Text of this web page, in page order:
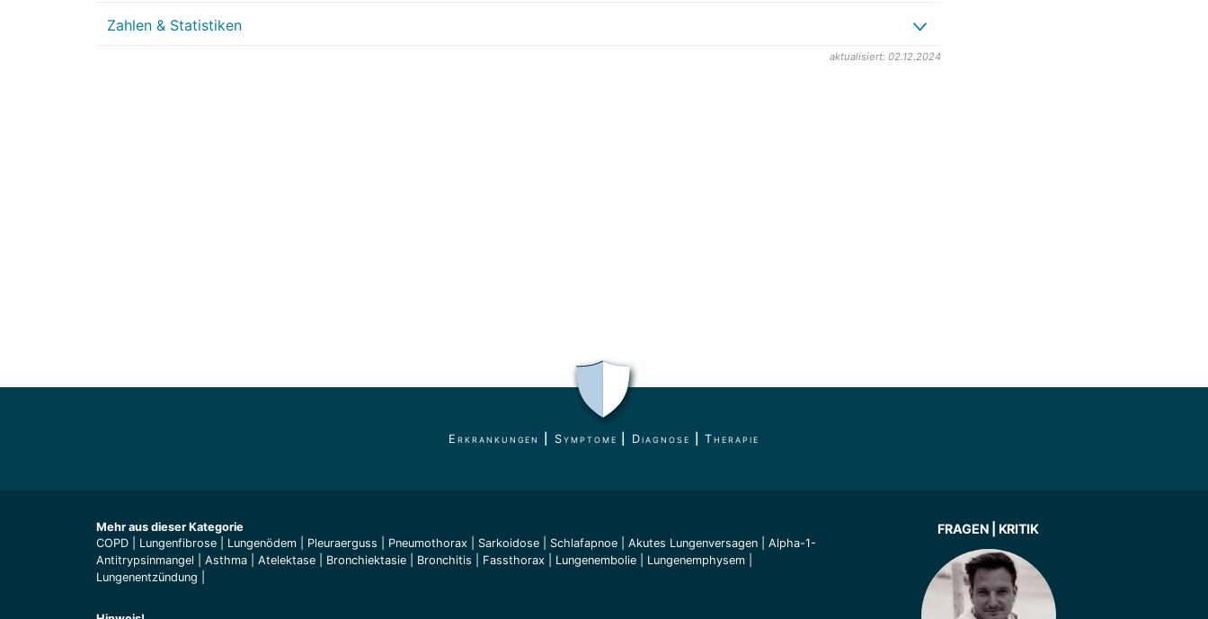
Zahlen & Statistiken
aktualisiert: 02.12.2024
Erkrankungen Symptome Diagnose |Therapie
Mehr aus dieser Kategorie
COPD
Lungenfibrose Lungenödem Pleuraerguss Pneumothorax Sarkoidose Schlafapnoe Akutes Lungenversagen
Alpha-1-
Antitrypsinmangel
Asthma Atelektase Bronchiektasie Bronchitis Fassthorax Lungenembolie Lungenemphysem
Lungenentzündung
FRAGEN | KRITIK